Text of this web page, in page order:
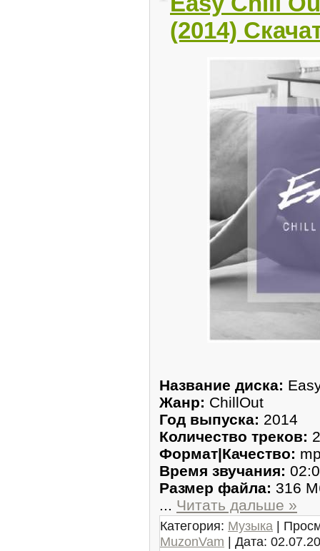
(2014)
Название диска:
Жанр: ChillOut
Год выпуска: 2014
Количество треков:
Формат|Качество:
Время звучания:
Размер файла: 316
... Читать дальше »
Категория: Музыка |
MuzonVam | Дата: